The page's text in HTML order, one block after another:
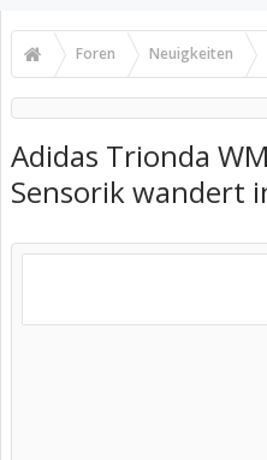
Foren Neuigkeiten
Adidas Trionda
Sensorik wandert